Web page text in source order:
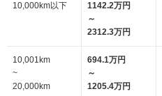
10,000km以下
1142.2万円
～
2312.3万円
10,001km
~
20,000km
694.1万円
～
1205.4万円